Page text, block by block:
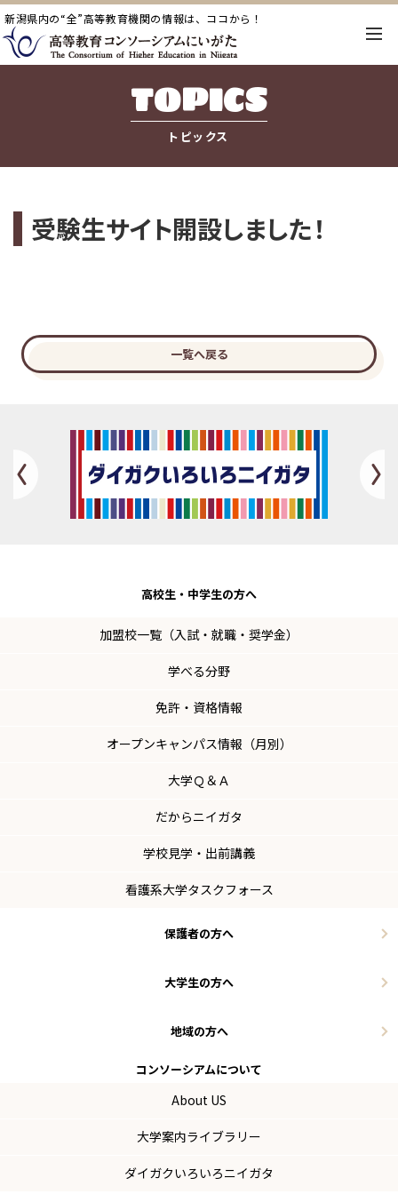
新潟県内の“全”高等教育機関の情報は、ココから！
TOPICS
トピックス
受験生サイト開設しました！
一覧へ戻る
Previous
高校生・ 中学生の方へ
加盟校一覧（入試・就職・奨学金）
学べる分野
免許・資格情報
オープンキャンパス情報（月別）
大学Ｑ＆Ａ
だからニイガタ
学校見学・出前講義
看護系大学タスクフォース
保護者の方へ
大学生の方へ
地域の方へ
コンソーシアムについて
About US
大学案内ライブラリー
ダイガクいろいろニイガタ